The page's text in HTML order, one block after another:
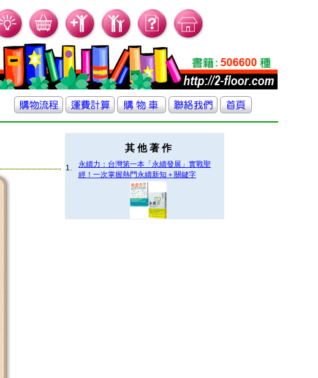
其 他 著 作
1.
永續力：台灣第一本「永續發展」實戰聖
經！一次掌握熱門永續新知＋關鍵字